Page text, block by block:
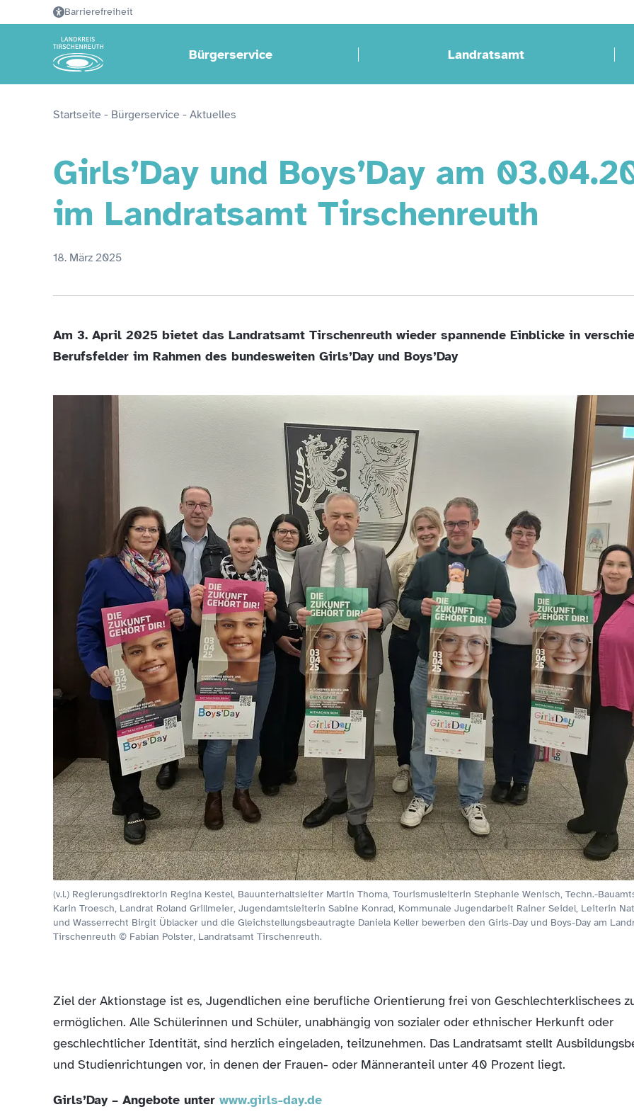
Barrierefreiheit
Bürgerservice Landratsamt
Startseite - Bürgerservice - Aktuelles
Girls’Day und Boys’Day am
im Landratsamt Tirschenreuth
18. März 2025
Am 3. April 2025 bietet das Landratsamt Tirschenreuth wieder spannende Einblicke in
Berufsfelder im Rahmen des bundesweiten Girls’Day und Boys’Day
(v.l.) Regierungsdirektorin Regina Kestel, Bauunterhaltsleiter Martin Thoma, Tourismusleiterin Stephanie Wenisch, Techn.-
Karin Troesch, Landrat Roland Grillmeier, Jugendamtsleiterin Sabine Konrad, Kommunale Jugendarbeit Rainer Seidel, Leiterin
und Wasserrecht Birgit Üblacker und die Gleichstellungsbeautragte Daniela Keller bewerben den Girls-Day und Boys-Day am
Tirschenreuth © Fabian Polster, Landratsamt Tirschenreuth.
Ziel der Aktionstage ist es, Jugendlichen eine berufliche Orientierung frei von Geschlechterklischees
ermöglichen. Alle Schülerinnen und Schüler, unabhängig von sozialer oder ethnischer Herkunft oder
geschlechtlicher Identität, sind herzlich eingeladen, teilzunehmen. Das Landratsamt stellt
und Studienrichtungen vor, in denen der Frauen- oder Männeranteil unter 40 Prozent liegt.
Girls’Day – Angebote unter www.girls-day.de